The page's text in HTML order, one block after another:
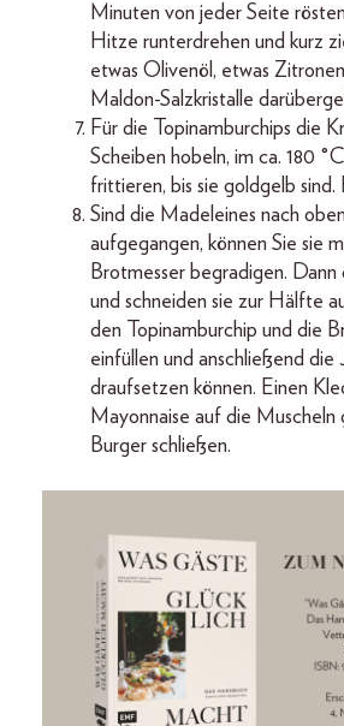
Minuten von jeder Seite
Hitze runterdrehen und kurz
etwas Olivenöl, etwas
Maldon-Salzkristalle
Für die Topinamburchips die
Scheiben hobeln, im ca. 180
frittieren, bis sie goldgelb sind.
Sind die Madeleines nach
aufgegangen, können Sie sie
Brotmesser begradigen. Dann
und schneiden sie zur Hälfte
den Topinamburchip und die
einfüllen und anschließend die
draufsetzen können. Einen
Mayonnaise auf die Muscheln
Burger schließen.